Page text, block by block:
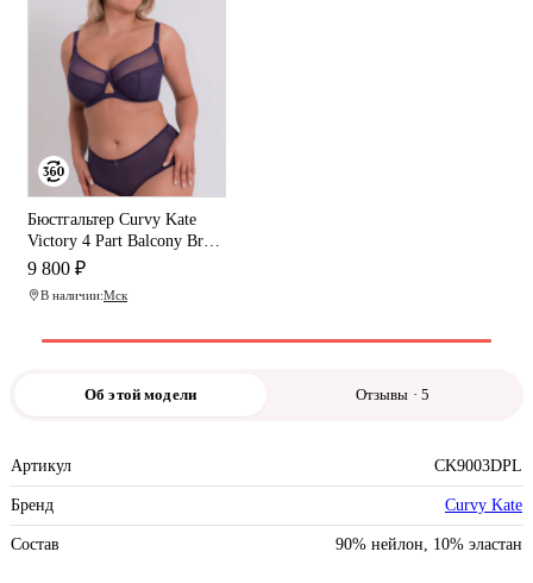
Бюстгальтер Curvy Kate
Victory 4 Part Balcony Bra
(Deep Purple)
9 800 ₽
В наличии:Мск
Об этой модели Отзывы · 5
Артикул CK9003DPL
Бренд Curvy Kate
Состав 90% нейлон, 10% эластан